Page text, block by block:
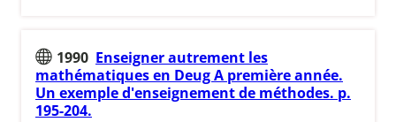
1990 Enseigner autrement les
mathématiques en Deug A première année.
Un exemple d'enseignement de méthodes. p.
195-204.